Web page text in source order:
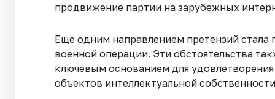
продвижение партии на зарубежных
Еще одним направлением претензий
военной операции. Эти обстоятельства
ключевым основанием для
объектов интеллектуальной